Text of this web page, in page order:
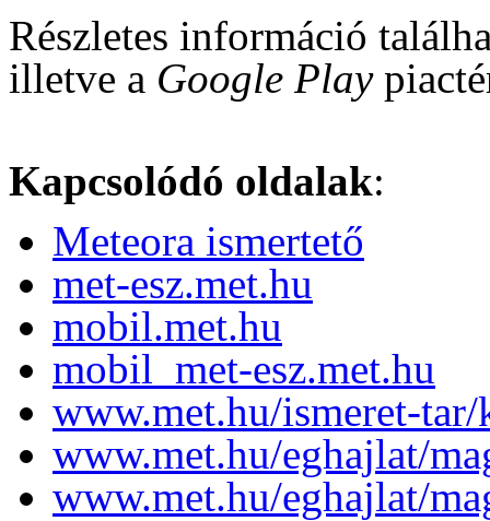
Részletes információ
illetve a Google Play
Kapcsolódó oldalak:
Meteora ismertető
met-esz.met.hu
mobil.met.hu
mobil_met-esz.met.hu
www.met.hu/ismeret-
www.met.hu/eghajlat/
www.met.hu/eghajlat/